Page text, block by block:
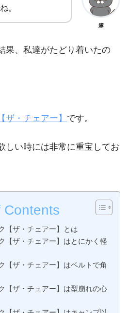
。
嫁
果、私達がたどり着いたの
ザ・チェアー】 です。
しい時には非常に重宝してお
Contents
【ザ・チェアー】とは
【ザ・チェアー】はとにかく軽
【ザ・チェアー】はベルトで角
【ザ・チェアー】は型崩れの心